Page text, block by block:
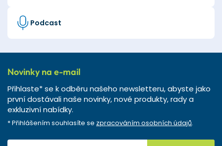
Podcast
Novinky na e-mail
Přihlaste* se k odběru našeho newsletteru, abyste jako
první dostávali naše novinky, nové produkty, rady a
exkluzivní nabídky.
* Přihlášením souhlasíte se zpracováním osobních údajů.